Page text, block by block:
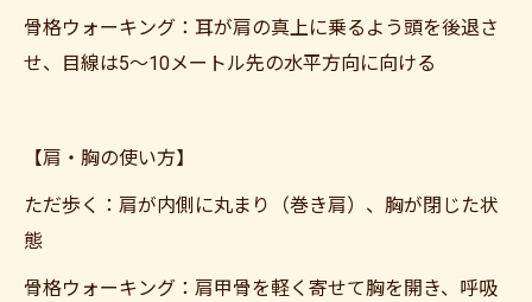
骨格ウォーキング：耳が肩の真上に乗るよう頭を後退さ
せ、目線は5〜10メートル先の水平方向に向ける
【肩・胸の使い方】
ただ歩く：肩が内側に丸まり（巻き肩）、胸が閉じた状
態
骨格ウォーキング：肩甲骨を軽く寄せて胸を開き、呼吸